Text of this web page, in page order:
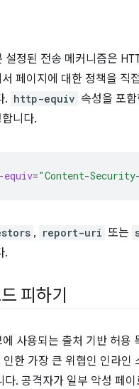
설정된 전송 메커니즘은
페이지에 대한 정책을 직
. http-equiv 속성을 포
니다.
="Content-
, report-uri 또는
.
피하기
사용되는 출처 기반 허용
인한 가장 큰 위협인 인라인
다. 공격자가 일부 악성 페이